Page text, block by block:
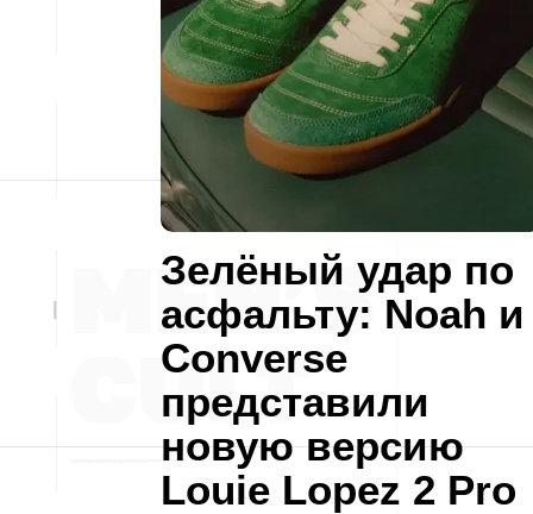
Зелёный удар по
асфальту: Noah и
Converse
представили
новую версию
Louie Lopez 2 Pro